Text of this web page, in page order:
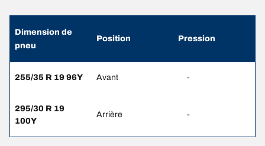
Dimension de
pneu
Position Pression
255/35 R 19 96Y Avant -
295/30 R 19
100Y
Arrière -